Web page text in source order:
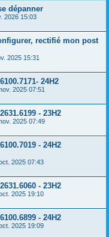
dépanner
2026 15:03
rectifié mon post
2025 15:31
24H2
2025 07:51
- 23H2
2025 07:49
- 24H2
2025 07:43
- 23H2
2025 19:10
- 24H2
2025 19:09